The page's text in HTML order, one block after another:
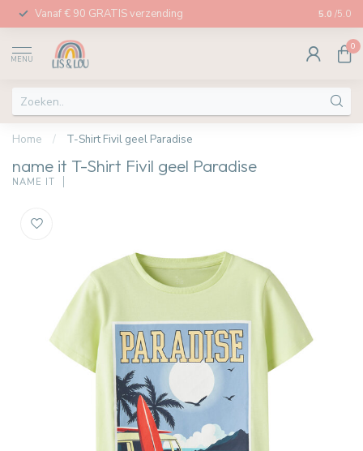
Vanaf € 90 GRATIS verzending Afhalen
5.0 /5.0
MENU
0
Home / T-Shirt Fivil geel Paradise
name it T-Shirt Fivil geel Paradise
NAME IT